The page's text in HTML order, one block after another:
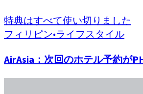
特典はすべて使い切りました
フィリピン•ライフスタイル
AirAsia：次回のホテル予約が